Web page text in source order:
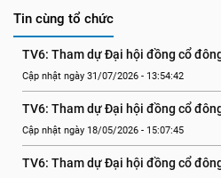
Tin cùng tổ chức
TV6: Tham dự Đại hội đồng cổ
Cập nhật ngày 31/07/2026 - 13:54:42
TV6: Tham dự Đại hội đồng cổ
Cập nhật ngày 18/05/2026 - 15:07:45
TV6: Tham dự Đại hội đồng cổ